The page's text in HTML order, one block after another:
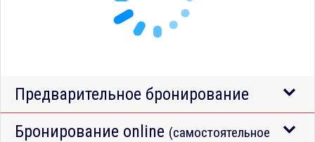
Предварительное бронирование
Бронирование online (самостоятельное